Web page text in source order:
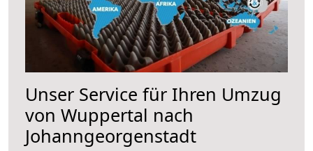
Unser Service für Ihren Umzug
von Wuppertal nach
Johanngeorgenstadt